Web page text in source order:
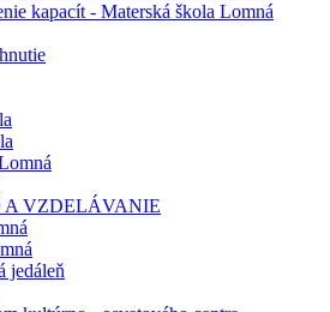
kapacít - Materská škola Lomná
A VZDELÁVANIE
jedáleň